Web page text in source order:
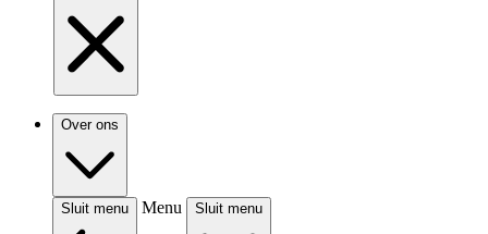
Over ons
Sluit menu Menu Sluit menu